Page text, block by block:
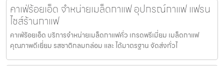
คาเฟ่ร้อยเอ็ด จำหน่ายเมล็ดกาแฟ อุปกรณ์กาแฟ แฟรน
ไชส์ร้านกาแฟ
คาเฟ่ร้อยเอ็ด บริการจำหน่ายเมล็ดกาแฟคั่ว เกรดพรีเมี่ยม เมล็ดกาแฟ
คุณภาพดีเยี่ยม รสชาติกลมกล่อม และ ได้มาตรฐาน จัดส่งทั่วไ